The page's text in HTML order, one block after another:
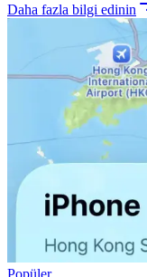
Daha fazla bilgi edinin
Popüler